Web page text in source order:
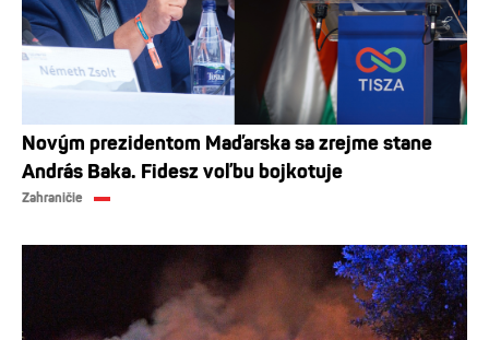
Novým prezidentom Maďarska sa zrejme stane
András Baka. Fidesz voľbu bojkotuje
Zahraničie